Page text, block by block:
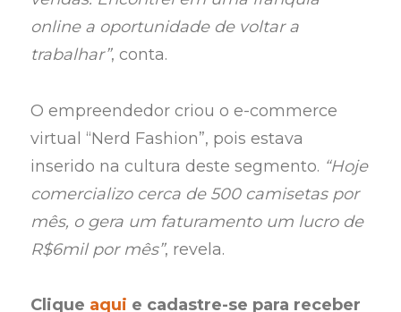
online a oportunidade de voltar a
trabalhar”, conta.
O empreendedor criou o e-commerce
virtual “Nerd Fashion”, pois estava
inserido na cultura deste segmento. “Hoje
comercializo cerca de 500 camisetas por
mês, o gera um faturamento um lucro de
R$6mil por mês”, revela.
Clique aqui e cadastre-se para receber